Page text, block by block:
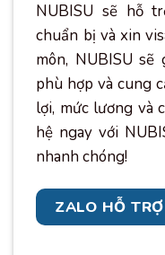
NUBISU sẽ hỗ
chuẩn bị và xin
môn, NUBISU
phù hợp và cung
lợi, mức lương và
hệ ngay với
nhanh chóng!
ZALO HỖ